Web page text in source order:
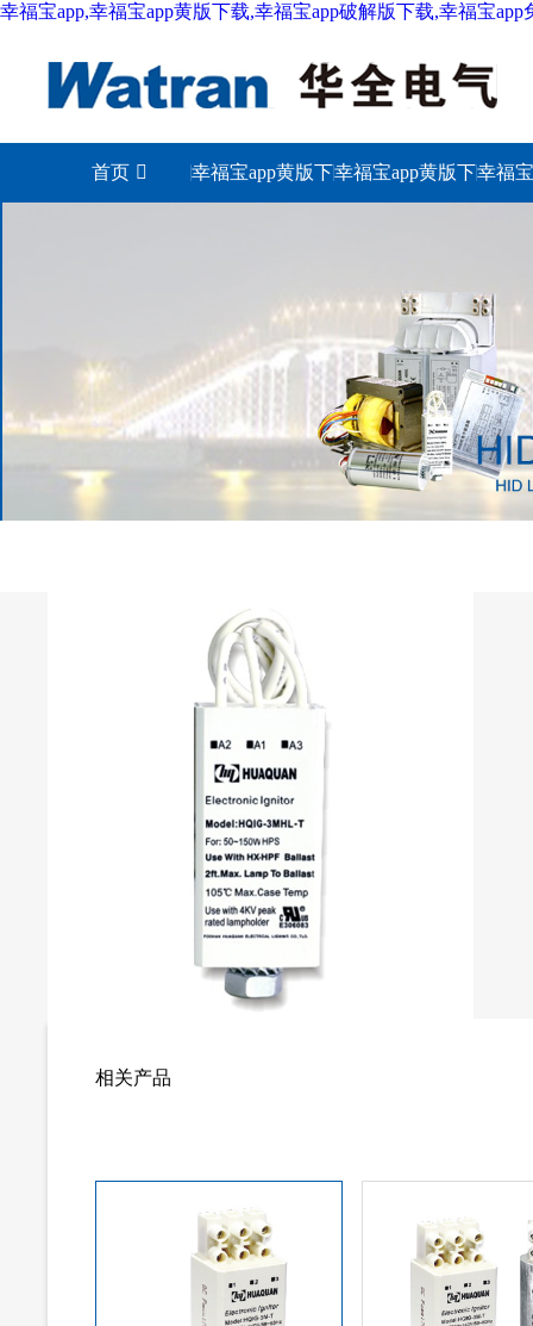
幸福宝app,幸福宝app黄版下载,幸福宝app破解版下载,幸福宝app
首页 幸福宝app黄版下幸福宝app黄版下幸福
相关产品